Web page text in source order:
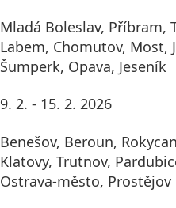
Mladá Boleslav, Příbram,
Labem, Chomutov, Most,
Šumperk, Opava, Jeseník
9. 2. - 15. 2. 2026
Benešov, Beroun,
Klatovy, Trutnov,
Ostrava-město, Prostějov